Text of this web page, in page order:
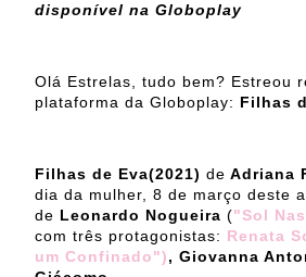
disponível na Globoplay
Olá Estrelas, tudo bem? Estreou
plataforma da Globoplay: Filhas
Filhas de Eva(2021) de Adriana
dia da mulher, 8 de março deste
de Leonardo Nogueira ("Sol
com três protagonistas: Renata
um Confinado"), Giovanna